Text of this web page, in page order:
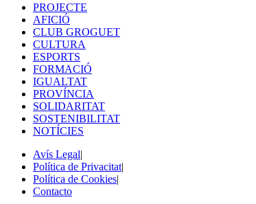
PROJECTE
AFICIÓ
CLUB GROGUET
CULTURA
ESPORTS
FORMACIÓ
IGUALTAT
PROVÍNCIA
SOLIDARITAT
SOSTENIBILITAT
NOTÍCIES
Avís Legal|
Política de Privacitat|
Política de Cookies|
Contacto